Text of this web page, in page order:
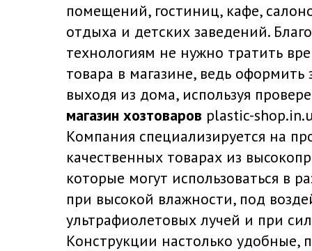
помещений, гостиниц, кафе,
отдыха и детских заведений.
технологиям не нужно тратить
товара в магазине, ведь оформить
выходя из дома, используя
магазин хозтоваров plastic-
Компания специализируется на
качественных товарах из
которые могут использоваться в
при высокой влажности, под
ультрафиолетовых лучей и при
Конструкции настолько удобные,